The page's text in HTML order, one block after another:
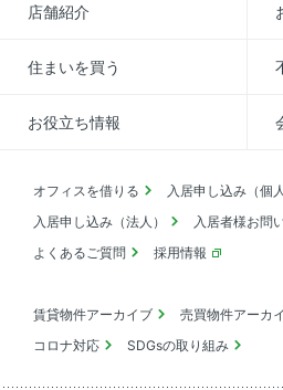
店舗紹介
住まいを買う
お役立ち情報
オフィスを借りる
入居申し込み（個人
入居申し込み（法人）
入居者様お問
よくあるご質問
採用情報
賃貸物件アーカイブ 売買物件アーカ
コロナ対応
SDGsの取り組み